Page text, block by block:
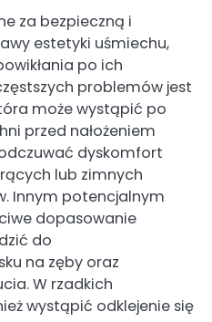
za bezpieczną i
estetyki uśmiechu,
po ich
problemów jest
może wystąpić po
przed nałożeniem
dyskomfort
lub zimnych
Innym potencjalnym
dopasowanie
do
na zęby oraz
W rzadkich
wystąpić odklejenie się